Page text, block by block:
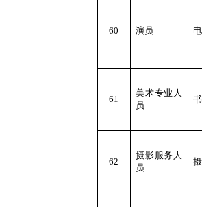
60 演员
61
美术专业人
员
62
摄影服务人
员